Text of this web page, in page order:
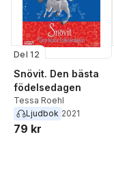
Del 12
Snövit. Den bästa
födelsedagen
Tessa Roehl
Ljudbok 2021
79 kr